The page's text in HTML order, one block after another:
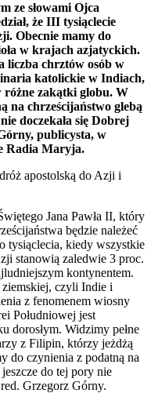
ze słowami Ojca
że III tysiąclecie
Obecnie mamy do
w krajach azjatyckich.
liczba chrztów osób w
katolickie w Indiach,
zakątki globu. W
na chrześcijaństwo glebą
doczekała się Dobrej
publicysta, w
Radia Maryja.
apostolską do Azji i
Jana Pawła II, który
będzie należeć
tysiąclecia, kiedy wszystkie
stanowią zaledwie 3 proc.
kontynentem.
ziemskiej, czyli Indie i
z fenomenem wiosny
Południowej jest
dorosłym. Widzimy pełne
z Filipin, którzy jeżdżą
do czynienia z podatną na
do tej pory nie
Grzegorz Górny.